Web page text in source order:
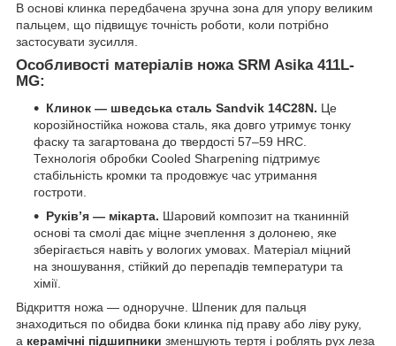
В основі клинка передбачена зручна зона для упору великим
пальцем, що підвищує точність роботи, коли потрібно
застосувати зусилля.
Особливості матеріалів ножа SRM Asika 411L-
MG:
Клинок — шведська сталь Sandvik 14C28N. Це
корозійностійка ножова сталь, яка довго утримує тонку
фаску та загартована до твердості 57–59 HRC.
Технологія обробки Cooled Sharpening підтримує
стабільність кромки та продовжує час утримання
гостроти.
Руківʼя — мікарта. Шаровий композит на тканинній
основі та смолі дає міцне зчеплення з долонею, яке
зберігається навіть у вологих умовах. Матеріал міцний
на зношування, стійкий до перепадів температури та
хімії.
Відкриття ножа — одноручне. Шпеник для пальця
знаходиться по обидва боки клинка під праву або ліву руку,
а керамічні підшипники зменшують тертя і роблять рух леза